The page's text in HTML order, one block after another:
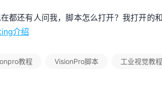
都还有人问我，脚本怎么打开？我打开的
介绍
教程 VisionPro脚本 工业视觉教程